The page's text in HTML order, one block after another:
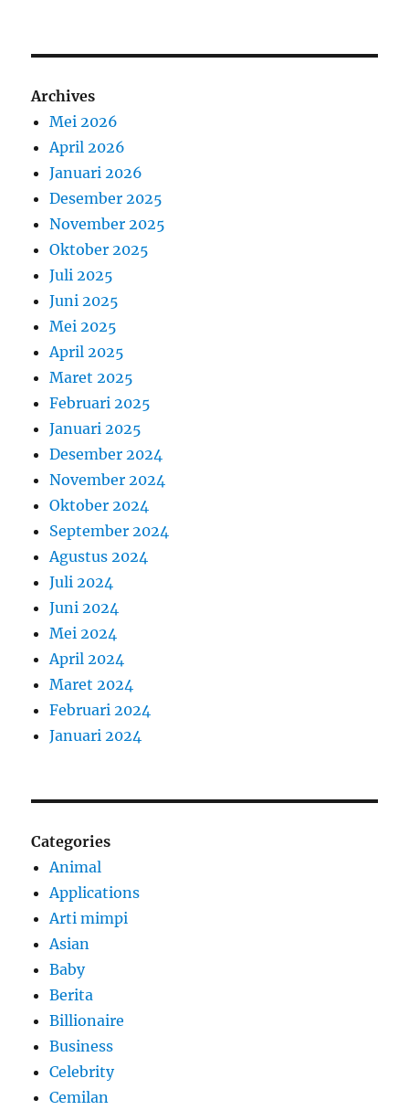
Archives
Mei 2026
April 2026
Januari 2026
Desember 2025
November 2025
Oktober 2025
Juli 2025
Juni 2025
Mei 2025
April 2025
Maret 2025
Februari 2025
Januari 2025
Desember 2024
November 2024
Oktober 2024
September 2024
Agustus 2024
Juli 2024
Juni 2024
Mei 2024
April 2024
Maret 2024
Februari 2024
Januari 2024
Categories
Animal
Applications
Arti mimpi
Asian
Baby
Berita
Billionaire
Business
Celebrity
Cemilan